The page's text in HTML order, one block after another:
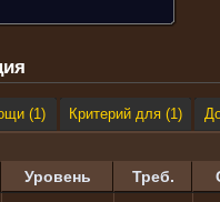
(1) Критерий для (1)
Уровень Треб.